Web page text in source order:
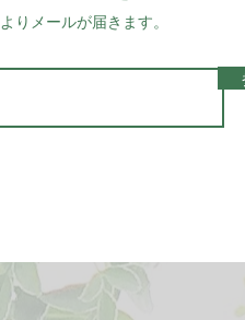
より メールが届きます。